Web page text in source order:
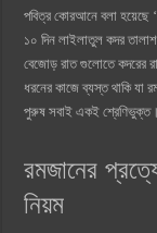
পবিত্র কোরআনে বলা হয়েছে
১০ দিন লাইলাতুল কদর তালাশ
বেজোড় রাত গুলোতে কদরের
ধরনের কাজে ব্যস্ত থাকি যা
পুরুষ সবাই একই শ্রেণিভুক্ত।
রমজানের
নিয়ম